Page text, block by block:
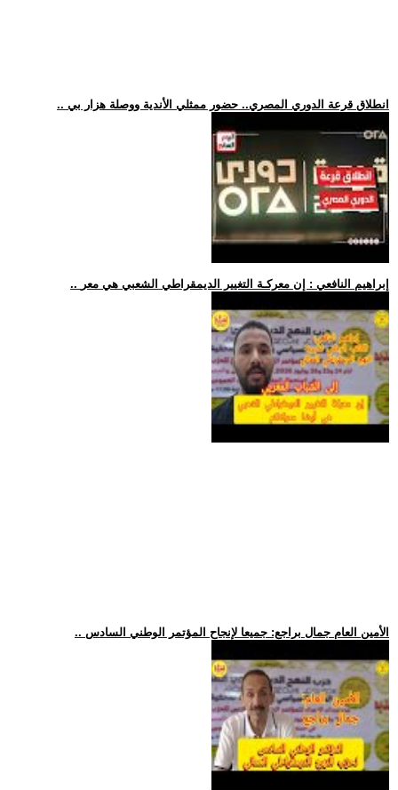
.. انطلاق قرعة الدوري المصري.. حضور ممثلي الأندية ووصلة هزار بي
.. إبراهيم النافعي : إن معركـة التغيير الديمقراطي الشعبي هي معر
.. الأمين العام جمال براجع: جميعا لإنجاح المؤتمر الوطني السادس